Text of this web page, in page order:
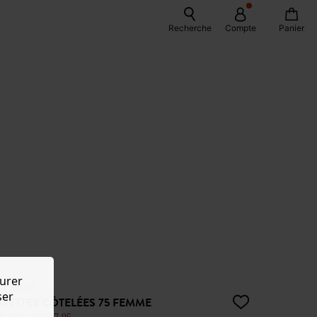
Recherche Compte Panier
CÔTELÉES 75 FEMME